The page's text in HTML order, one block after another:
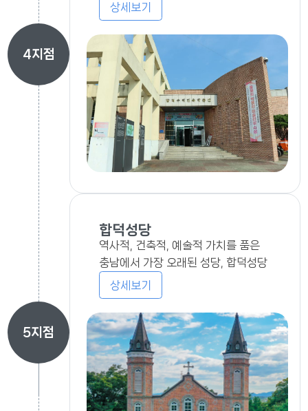
4지점
상세보기
5지점
합덕성당
역사적, 건축적, 예술적 가치를 품은
충남에서 가장 오래된 성당, 합덕성당
상세보기